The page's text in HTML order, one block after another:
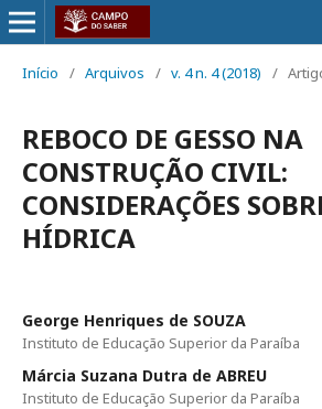
Início / Arquivos / v. 4 n. 4 (2018) /
REBOCO DE GESSO NA
CONSTRUÇÃO CIVIL:
CONSIDERAÇÕES
HÍDRICA
George Henriques de SOUZA
Instituto de Educação Superior da Paraíba
Márcia Suzana Dutra de ABREU
Instituto de Educação Superior da Paraíba